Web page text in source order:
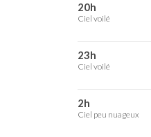
20h
Ciel voilé
23h
Ciel voilé
2h
Ciel peu nuageux